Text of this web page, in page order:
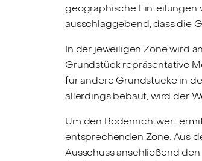
geographische Einteilungen
ausschlaggebend, dass die
In der jeweiligen Zone wird
Grundstück repräsentative
für andere Grundstücke in
allerdings bebaut, wird der
Um den Bodenrichtwert
entsprechenden Zone. Aus
Ausschuss anschließend